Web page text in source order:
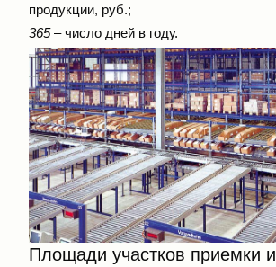
продукции, руб.;
365– число дней в году.
Площади участков приемки и